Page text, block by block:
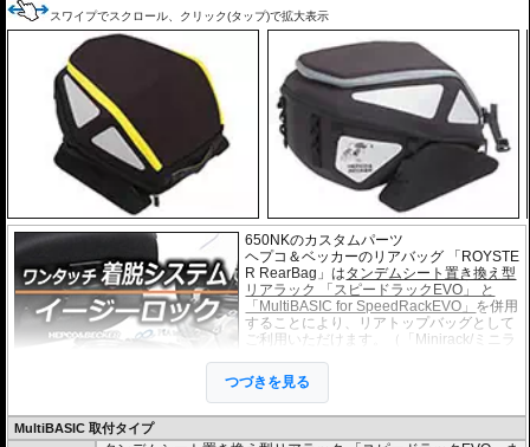
スワイプでスクロール、クリック(タップ)で拡大表示
650NKのカスタムパーツ
ヘプコ＆ベッカーのリアバッグ 「ROYSTE
R RearBag」はタンデムシート置き換え型
リアラック 「スピードラックEVO」 と
「MultiBASIC for SpeedRackEVO」 を併用
することにより、リアトップバッグとして
ご利用いただけます。（「Minirack/ミニラ
車にもご利用いただけます）
このホルダー「マルチベーシック / MultiBA
SIC」は独自の画期的なシステムで取付は
乗せるだけで確実にホールドし、高速走行時でも安心してライディングを楽し
むことができます。
つづきを見る
MultiBASIC 取付タイプ